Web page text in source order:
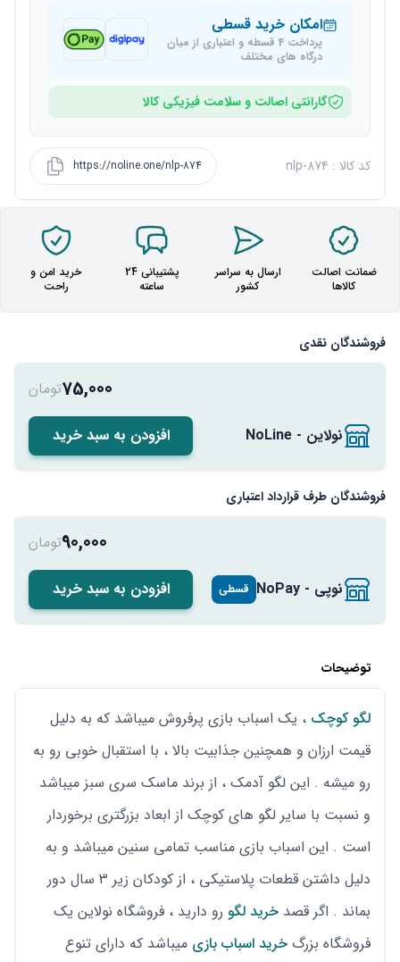
امکان خرید قسطی
پرداخت 4 قسطه و اعتباری از میان
درگاه های مختلف
گارانتی اصالت و سلامت فیزیکی کالا
کد کالا : nlp-874 https://noline.one/nlp-874
ضمانت اصالت
کالاها
ارسال به سراسر
کشور
پشتیبانی 24
ساعته
خرید امن و
راحت
فروشندگان نقدی
نولاین - NoLine
75,000تومان
افزودن به سبد خرید
فروشندگان طرف قرارداد اعتباری
نوپی - NoPay قسطی
90,000تومان
افزودن به سبد خرید
توضیحات
لگو کوچک ، یک اسباب بازی پرفروش میباشد که به دلیل
قیمت ارزان و همچنین جذابیت بالا ، با استقبال خوبی رو به
رو میشه . این لگو آدمک ، از برند ماسک سری سبز میباشد
و نسبت با سایر لگو های کوچک از ابعاد بزرگتری برخوردار
است . این اسباب بازی مناسب تمامی سنین میباشد و به
دلیل داشتن قطعات پلاستیکی ، از کودکان زیر 3 سال دور
بماند . اگر قصد خرید لگو رو دارید ، فروشگاه نولاین یک
فروشگاه بزرگ خرید اسباب بازی میباشد که دارای تنوع